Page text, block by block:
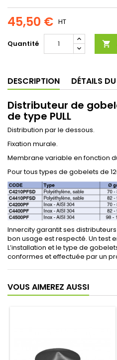
45,50 € HT
Quantité 
DESCRIPTION DÉTAILS
Distributeur de
de type PULL
Distribution par le dessous.
Fixation murale.
Membrane variable en fonction
Pour tous types de gobelets de
Innercity garantit ses
bon usage est respecté. Un test
L’installation et le type de
conformes et effectuée par un
VOUS AIMEREZ AUSSI